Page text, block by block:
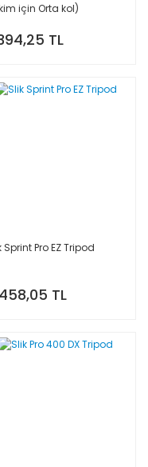
için Orta kol)
TL
Sprint Pro EZ Tripod
TL